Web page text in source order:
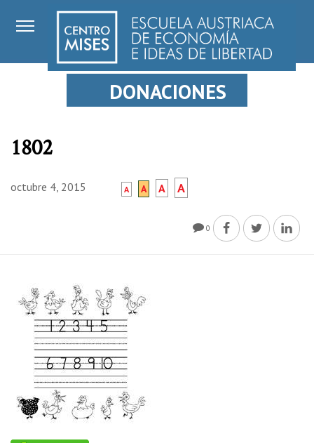
DONACIONES
1802
octubre 4, 2015 A A A A
0